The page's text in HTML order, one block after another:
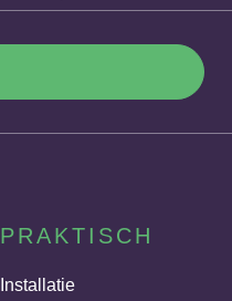
PRAKTISCH
Installatie